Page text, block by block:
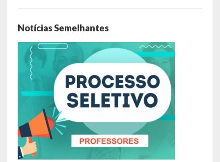
Notícias Semelhantes